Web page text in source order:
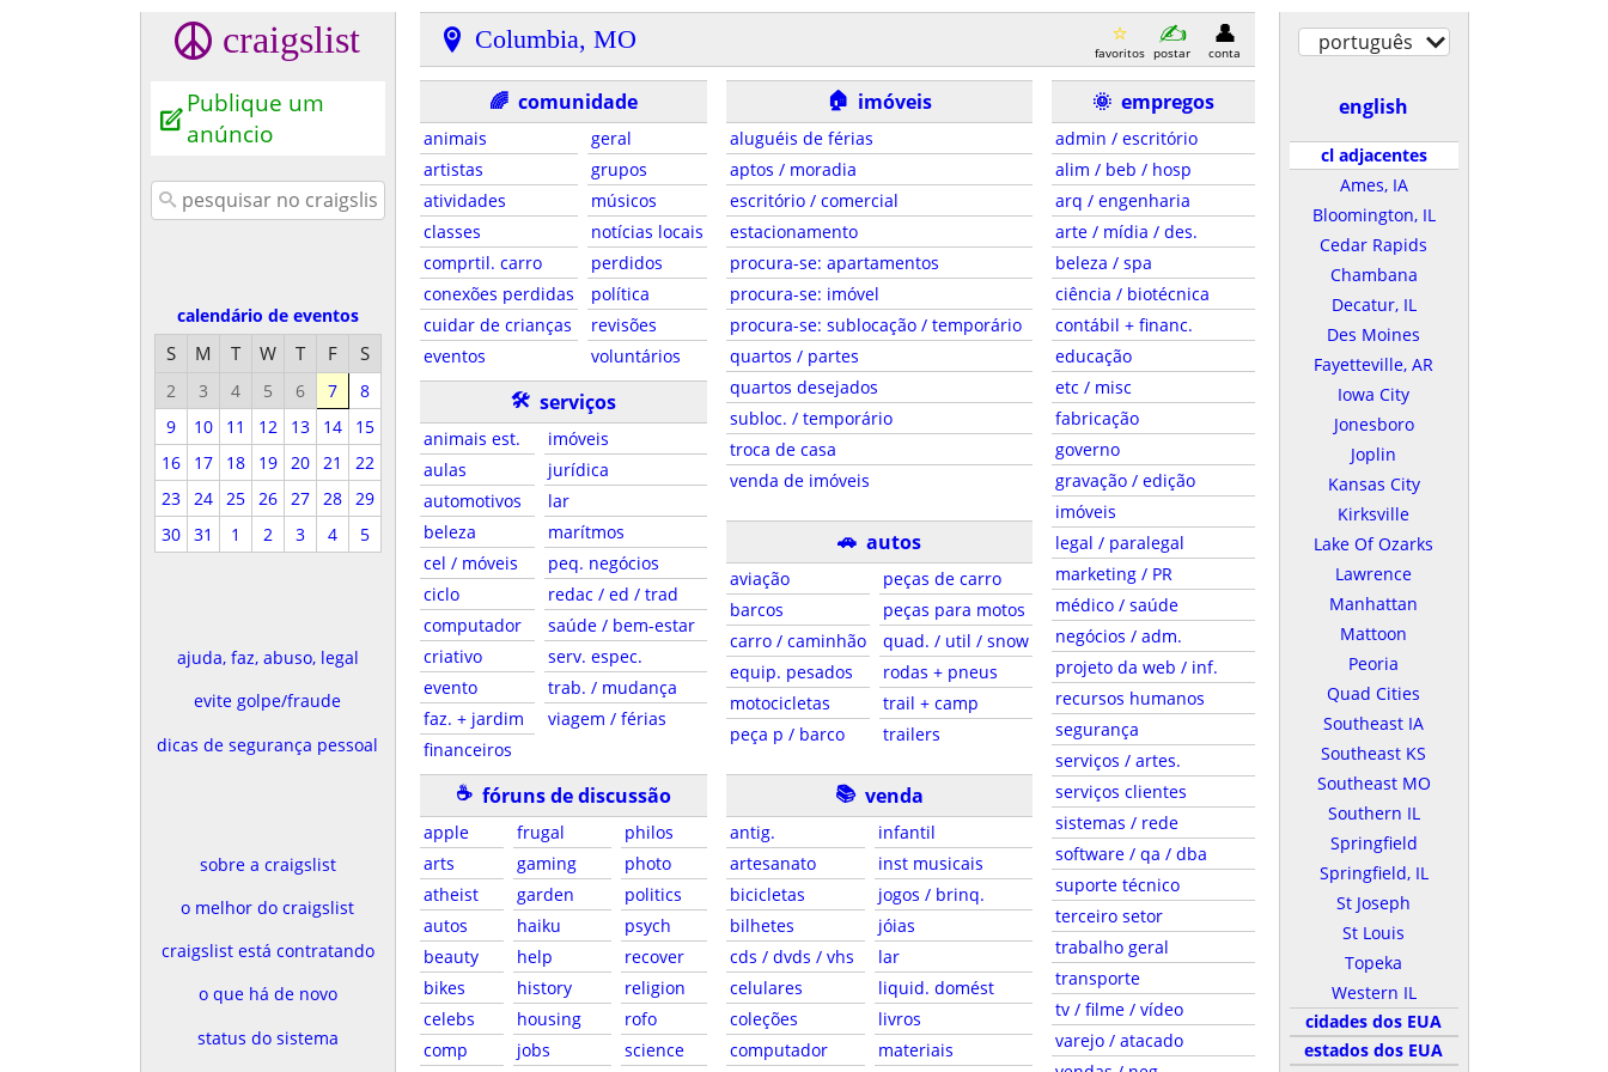
craigslist
Publique um
anúncio
calendário de eventos
S M T W T F S
2 3 4 5 6 7
8
9
10 11 12 13 14
15
16
17 18 19 20 21
22
23
24 25 26 27 28
29
30
31 1 2 3 4 5
ajuda, faz, abuso, legal
evite golpe/fraude
dicas de segurança pessoal
sobre a craigslist
o melhor do craigslist
craigslist está contratando
o que há de novo
status do sistema
Columbia, MO favoritos postar conta
🌈 comunidade
animais
artistas
atividades
classes
comprtil. carro
conexões perdidas
cuidar de crianças
eventos
geral
grupos
músicos
notícias locais
perdidos
política
revisões
voluntários
🛠 serviços
animais est.
aulas
automotivos
beleza
cel / móveis
ciclo
computador
criativo
evento
faz. + jardim
financeiros
imóveis
jurídica
lar
marítmos
peq. negócios
redac / ed / trad
saúde / bem-estar
serv. espec.
trab. / mudança
viagem / férias
☕ fóruns de discussão
apple
arts
atheist
autos
beauty
bikes
celebs
comp
frugal
gaming
garden
haiku
help
history
housing
jobs
philos
photo
politics
psych
recover
religion
rofo
science
🏠 imóveis
aluguéis de férias
aptos / moradia
escritório / comercial
estacionamento
procura-se: apartamentos
procura-se: imóvel
procura-se: sublocação / temporário
quartos / partes
quartos desejados
subloc. / temporário
troca de casa
venda de imóveis
🚗 autos
aviação
barcos
carro / caminhão
equip. pesados
motocicletas
peça p / barco
peças de carro
peças para motos
quad. / util / snow
rodas + pneus
trail + camp
trailers
📚 venda
antig.
artesanato
bicicletas
bilhetes
cds / dvds / vhs
celulares
coleções
computador
infantil
inst musicais
jogos / brinq.
jóias
lar
liquid. domést
livros
materiais
🌞 empregos
admin / escritório
alim / beb / hosp
arq / engenharia
arte / mídia / des.
beleza / spa
ciência / biotécnica
contábil + financ.
educação
etc / misc
fabricação
governo
gravação / edição
imóveis
legal / paralegal
marketing / PR
médico / saúde
negócios / adm.
projeto da web / inf.
recursos humanos
segurança
serviços / artes.
serviços clientes
sistemas / rede
software / qa / dba
suporte técnico
terceiro setor
trabalho geral
transporte
tv / filme / vídeo
varejo / atacado
português
english
cl adjacentes
Ames, IA
Bloomington, IL
Cedar Rapids
Chambana
Decatur, IL
Des Moines
Fayetteville, AR
Iowa City
Jonesboro
Joplin
Kansas City
Kirksville
Lake Of Ozarks
Lawrence
Manhattan
Mattoon
Peoria
Quad Cities
Southeast IA
Southeast KS
Southeast MO
Southern IL
Springfield
Springfield, IL
St Joseph
St Louis
Topeka
Western IL
cidades dos EUA
estados dos EUA